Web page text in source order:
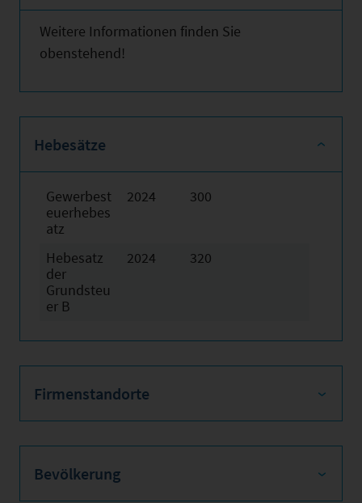
Weitere Informationen finden Sie
obenstehend!
Hebesätze
Gewerbest
euerhebes
atz
2024 300
Hebesatz
der
Grundsteu
er B
2024 320
Firmenstandorte
Bevölkerung